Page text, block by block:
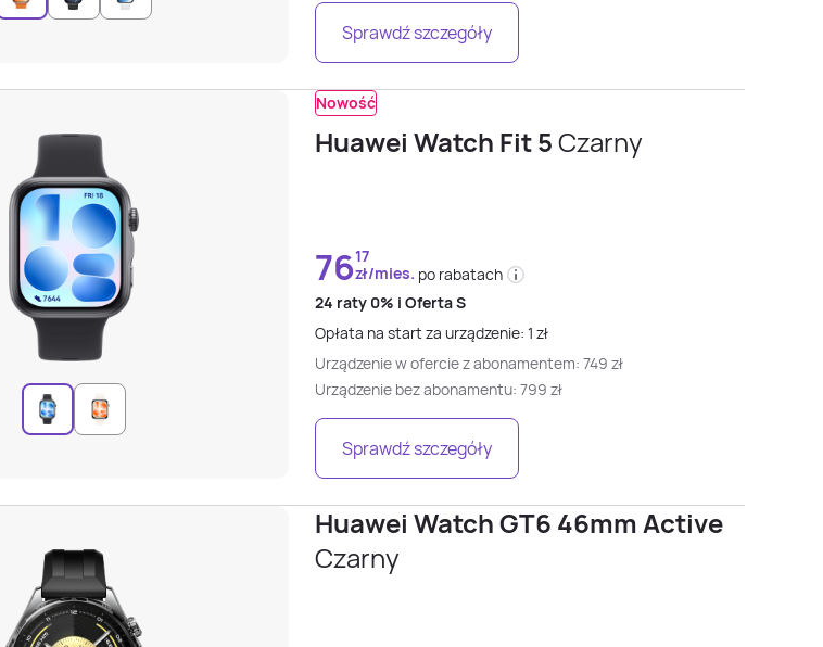
Sprawdź szczegóły
Nowość
Huawei Watch Fit 5Czarny
7617
zł/mies. po rabatach
24 raty 0% i Oferta S
Opłata na start za urządzenie: 1 zł
Urządzenie w ofercie z abonamentem: 749 zł
Urządzenie bez abonamentu: 799 zł
Sprawdź szczegóły
Huawei Watch GT6 46mm Active
Czarny